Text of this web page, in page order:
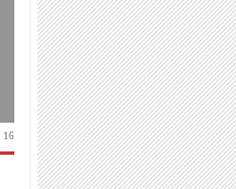
16 خرداد 1399